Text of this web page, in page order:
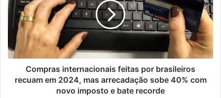
litro
por
brasileiros
recuam
em
2024,
mas
arrecadação
sobe
Compras internacionais feitas por brasileiros
recuam em 2024, mas arrecadação sobe 40% com
novo imposto e bate recorde